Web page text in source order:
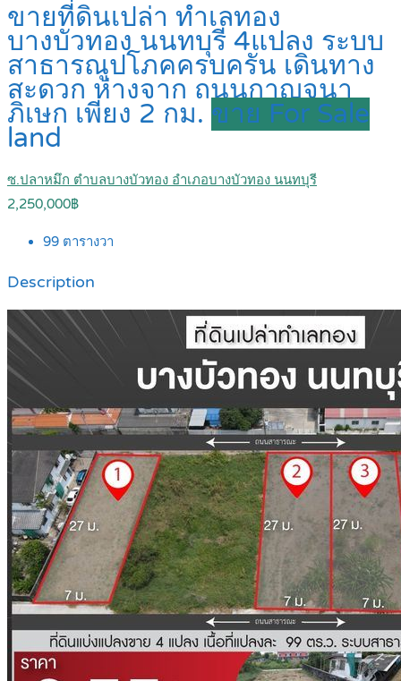
ขายที่ดินเปล่า ทำเลทอง
บางบัวทอง นนทบุรี 4แปลง ระบบ
สาธารณูปโภคครบครัน เดินทาง
สะดวก ห่างจาก ถนนกาญจนา
ภิเษก เพียง 2 กม. ขาย For Sale
land
ซ.ปลาหมึก ตำบลบางบัวทอง อำเภอบางบัวทอง นนทบุรี
2,250,000฿
99 ตารางวา
Description